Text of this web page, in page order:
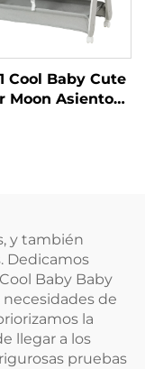
Cool Baby Cute
Moon Asiento
y también
Dedicamos
Baby Baby
necesidades de
la
llegar a los
pruebas